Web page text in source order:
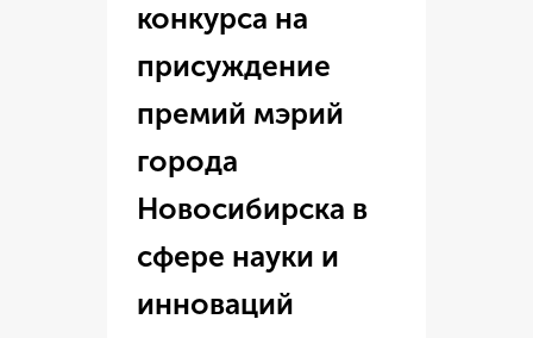
конкурса на
присуждение
премий мэрий
города
Новосибирска в
сфере науки и
инноваций